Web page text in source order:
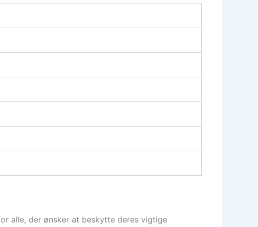
alle, der ønsker at beskytte deres vigtige